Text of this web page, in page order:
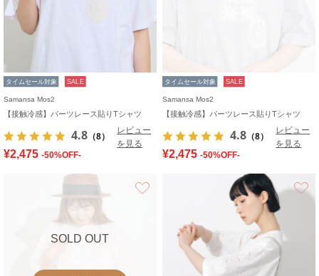
タイムセール対象 SALE
Samansa Mos2
【接触冷感】パーツレース貼りTシャツ
4.8 （8）
レビュー
を見る
¥2,475 -50%OFF-
タイムセール対象 SALE
Samansa Mos2
【接触冷感】パーツレース貼りTシャツ
4.8 （8）
レビュー
を見る
¥2,475 -50%OFF-
SOLD OUT